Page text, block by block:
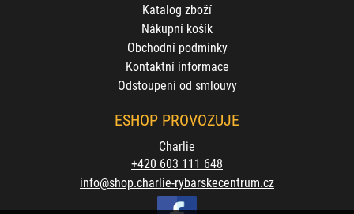
Katalog zboží
Nákupní košík
Obchodní podmínky
Kontaktní informace
Odstoupení od smlouvy
ESHOP PROVOZUJE
Charlie
+420 603 111 648
info@shop.charlie-rybarskecentrum.cz